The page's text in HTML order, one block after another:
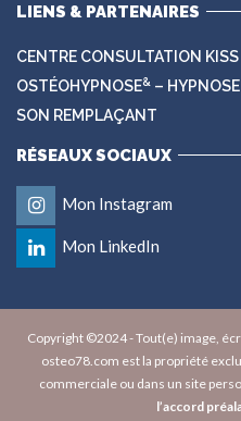
LIENS & PARTENAIRES
CENTRE CONSULTATION
OSTÉOHYPNOSE& –
SON REMPLAÇANT
RÉSEAUX SOCIAUX
Mon Instagram
Mon LinkedIn
Copyright ©2024 - Tout(e) image,
osteo78.com est la propriété
commerciale ou dans un site
l’accord